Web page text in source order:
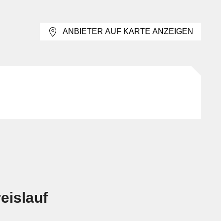
Komponenten. Secondhand & Rental fokussiert
Tests & Compliance geht es nicht primär um
ANBIETER AUF KARTE ANZEIGEN